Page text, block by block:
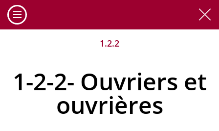
1.2.2
1-2-2- Ouvriers et
ouvrières
Cookies management panel